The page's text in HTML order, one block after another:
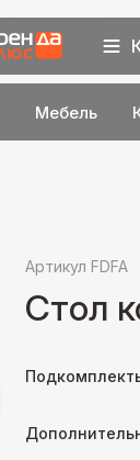
Мебель
Артикул FDFA
Стол